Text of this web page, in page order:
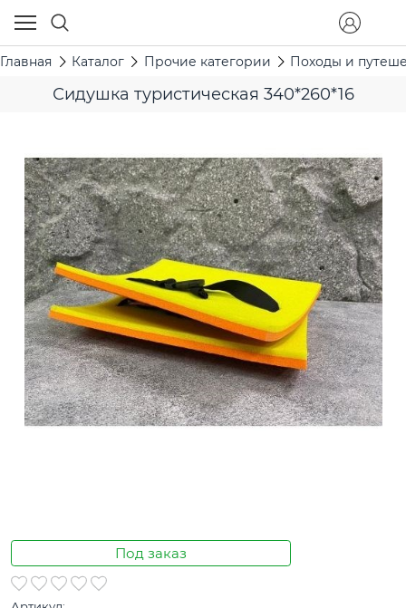
Главная Каталог Прочие категории Походы и
Сидушка туристическая 340*260*16
Под заказ